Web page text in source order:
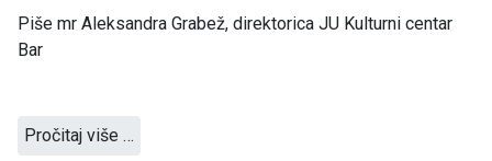
Piše mr Aleksandra Grabež, direktorica JU Kulturni centar
Bar
Pročitaj više …